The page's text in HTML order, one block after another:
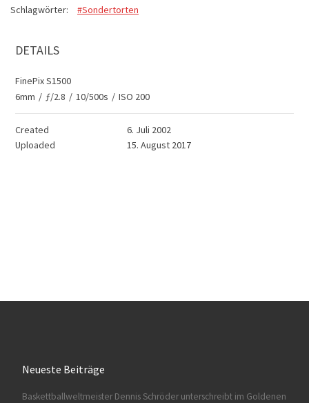
Schlagwörter:
#Sondertorten
DETAILS
FinePix S1500
6mm / ƒ/2.8 / 10/500s / ISO 200
Created
6. Juli 2002
Uploaded
15. August 2017
Neueste Beiträge
Baskettballweltmeister Dennis Schröder unterschreibt im Goldenen